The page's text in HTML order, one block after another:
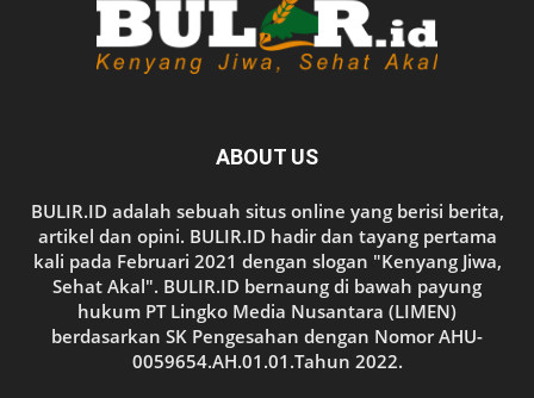
ABOUT US
BULIR.ID adalah sebuah situs online yang berisi berita,
artikel dan opini. BULIR.ID hadir dan tayang pertama
kali pada Februari 2021 dengan slogan "Kenyang Jiwa,
Sehat Akal". BULIR.ID bernaung di bawah payung
hukum PT Lingko Media Nusantara (LIMEN)
berdasarkan SK Pengesahan dengan Nomor AHU-
0059654.AH.01.01.Tahun 2022.